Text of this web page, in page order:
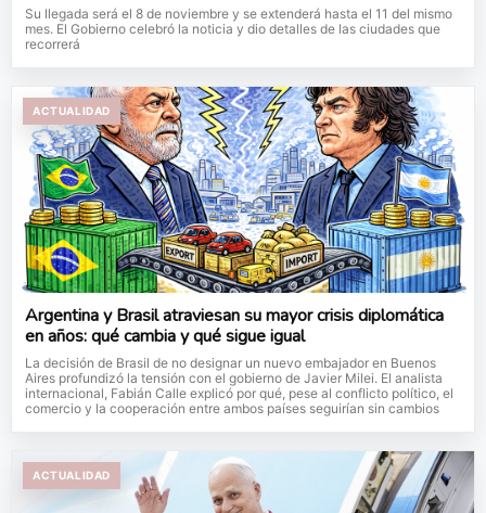
Su llegada será el 8 de noviembre y se extenderá hasta el 11 del mismo
mes. El Gobierno celebró la noticia y dio detalles de las ciudades que
recorrerá
ACTUALIDAD
Argentina y Brasil atraviesan su mayor crisis diplomática
en años: qué cambia y qué sigue igual
La decisión de Brasil de no designar un nuevo embajador en Buenos
Aires profundizó la tensión con el gobierno de Javier Milei. El analista
internacional, Fabián Calle explicó por qué, pese al conflicto político, el
comercio y la cooperación entre ambos países seguirían sin cambios
ACTUALIDAD